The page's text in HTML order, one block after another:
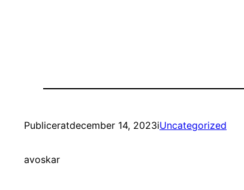
Publiceratdecember 14, 2023iUncategorized
avoskar